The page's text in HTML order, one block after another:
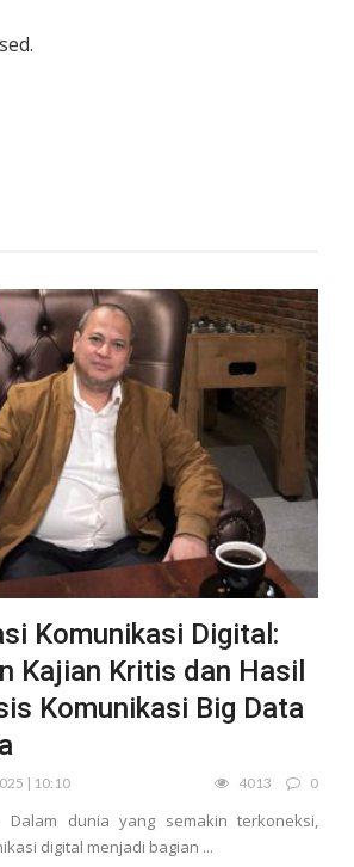
Komunikasi Digital:
Kajian Kritis dan Hasil
Komunikasi Big Data
| 10:10 4013 0
– Dalam dunia yang semakin terkoneksi,
digital menjadi bagian ...